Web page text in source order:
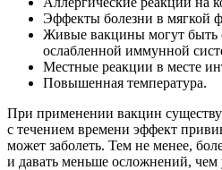
Эффекты болезни в мягкой
Живые вакцины могут быть
ослабленной иммунной
Местные реакции в месте
Повышенная температура.
При применении вакцин
с течением времени эффект
может заболеть. Тем не менее,
и давать меньше осложнений,